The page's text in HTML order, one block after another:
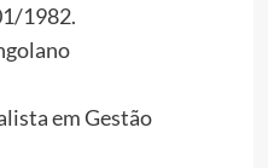
1982.
em Gestão